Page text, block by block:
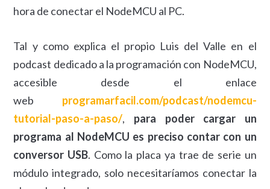
hora de conectar el NodeMCU al PC.
Tal y como explica el propio Luis del Valle en el
podcast dedicado a la programación con NodeMCU,
accesible desde el enlace
web programarfacil.com/podcast/nodemcu-
tutorial-paso-a-paso/, para poder cargar un
programa al NodeMCU es preciso contar con un
conversor USB. Como la placa ya trae de serie un
módulo integrado, solo necesitaríamos conectar la